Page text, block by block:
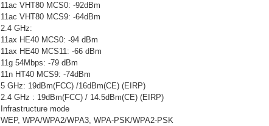
11ac VHT80 MCS0: -92dBm
11ac VHT80 MCS9: -64dBm
2.4 GHz:
11ax HE40 MCS0: -94 dBm
11ax HE40 MCS11: -66 dBm
11g 54Mbps: -79 dBm
11n HT40 MCS9: -74dBm
5 GHz: 19dBm(FCC) /16dBm(CE) (EIRP)
2.4 GHz : 19dBm(FCC) / 14.5dBm(CE) (EIRP)
Infrastructure mode
WEP, WPA/WPA2/WPA3, WPA-PSK/WPA2-PSK